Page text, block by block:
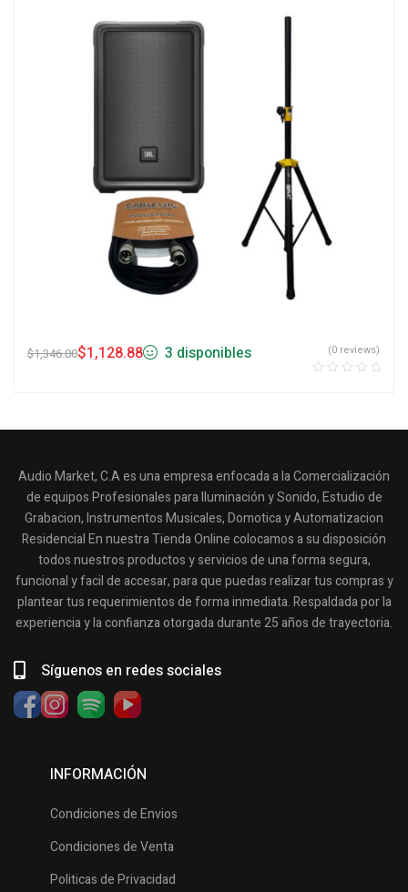
$1,346.00$1,128.88 3 disponibles (0 reviews)
Audio Market, C.A es una empresa enfocada a la Comercialización
de equipos Profesionales para Iluminación y Sonido, Estudio de
Grabacion, Instrumentos Musicales, Domotica y Automatizacion
Residencial En nuestra Tienda Online colocamos a su disposición
todos nuestros productos y servicios de una forma segura,
funcional y facil de accesar, para que puedas realizar tus compras y
plantear tus requerimientos de forma inmediata. Respaldada por la
experiencia y la confianza otorgada durante 25 años de trayectoria.
Síguenos en redes sociales
INFORMACIÓN
Condiciones de Envios
Condiciones de Venta
Politicas de Privacidad